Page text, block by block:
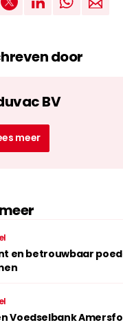
door
BV
meer
en betrouwbaar
Voedselbank